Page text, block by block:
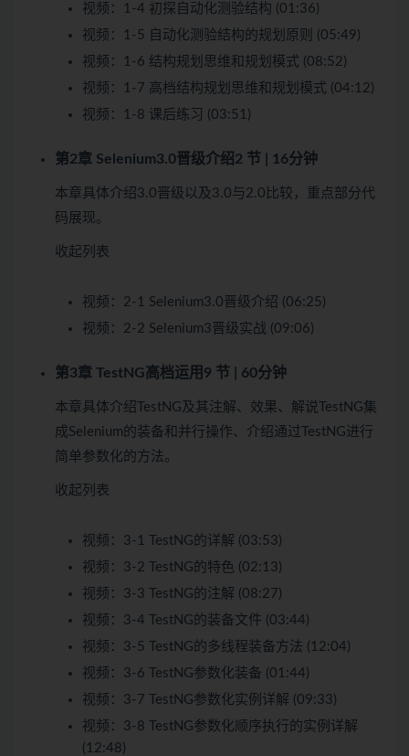
视频：
1-4 初探自动化测验结构 (01:36)
视频：
1-5 自动化测验结构的规划原则 (05:49)
视频：
1-6 结构规划思维和规划模式 (08:52)
视频：
1-7 高档结构规划思维和规划模式 (04:12)
视频：
1-8 课后练习 (03:51)
第2章 Selenium3.0晋级介绍2 节 | 16分钟
本章具体介绍3.0晋级以及3.0与2.0比较，重点部分代
码展现。
收起列表
视频： 2-1 Selenium3.0晋级介绍 (06:25)
视频： 2-2 Selenium3晋级实战 (09:06)
第3章 TestNG高档运用 9 节 | 60分钟
本章具体介绍TestNG及其注解、效果、解说TestNG集
成Selenium的装备和并行操作、介绍通过TestNG进行
简单参数化的方法。
收起列表
视频： 3-1 TestNG的详解 (03:53)
视频： 3-2 TestNG的特色 (02:13)
视频： 3-3 TestNG的注解 (08:27)
视频： 3-4 TestNG的装备文件 (03:44)
视频： 3-5 TestNG的多线程装备方法 (12:04)
视频： 3-6 TestNG参数化装备 (01:44)
视频： 3-7 TestNG参数化实例详解 (09:33)
视频： 3-8 TestNG参数化顺序执行的实例详解
(12:48)